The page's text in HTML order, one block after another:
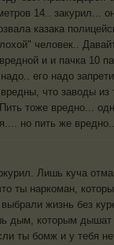
14.. закурил...
казака
человек..
и и пачка 10
его надо
что заводы
тоже вредно...
но пить же
Лишь куча
ты наркоман,
жизнь без
дым, которым дышат
ты бомж и у тебя